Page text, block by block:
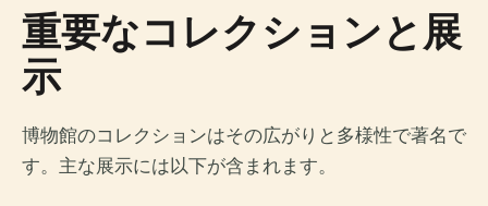
重要なコレクションと展
示
博物館のコレクションはその広がりと多様性で著名で
す。主な展示には以下が含まれます。